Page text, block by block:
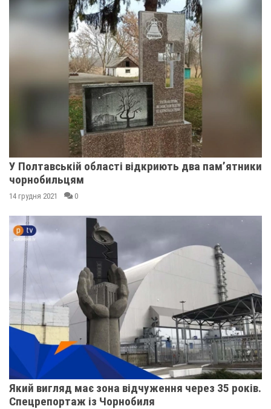
У Полтавській області відкриють два пам’ятники
чорнобильцям
14 грудня 2021 0
Який вигляд має зона відчуження через 35 років.
Спецрепортаж із Чорнобиля